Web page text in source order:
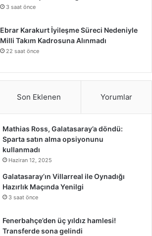
3 saat önce
Ebrar Karakurt İyileşme Süreci Nedeniyle
Milli Takım Kadrosuna Alınmadı
22 saat önce
Son Eklenen Yorumlar
Mathias Ross, Galatasaray’a döndü:
Sparta satın alma opsiyonunu
kullanmadı
Haziran 12, 2025
Galatasaray’ın Villarreal ile Oynadığı
Hazırlık Maçında Yenilgi
3 saat önce
Fenerbahçe’den üç yıldız hamlesi!
Transferde sona gelindi